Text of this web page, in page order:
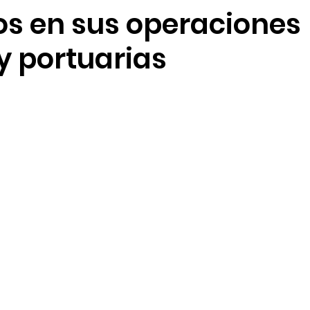
Sostenibilidad
en sus operaciones
portuarias